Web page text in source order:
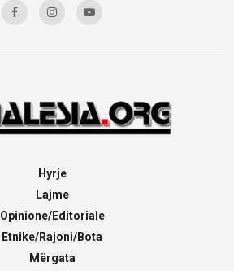
Hyrje
Lajme
Opinione/Editoriale
Etnike/Rajoni/Bota
Mërgata